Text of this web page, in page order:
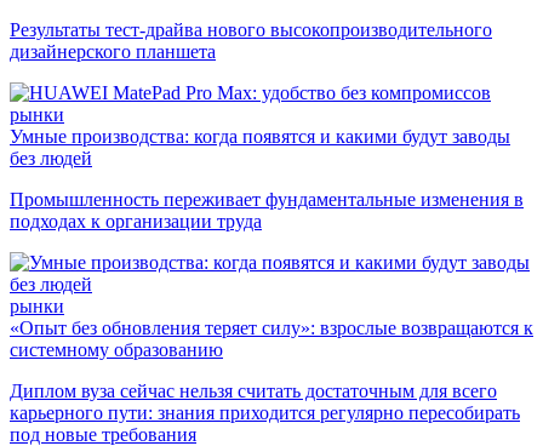
Результаты тест-драйва нового высокопроизводительного
дизайнерского планшета
рынки
Умные производства: когда появятся и какими будут заводы
без людей
Промышленность переживает фундаментальные изменения в
подходах к организации труда
рынки
«Опыт без обновления теряет силу»: взрослые возвращаются к
системному образованию
Диплом вуза сейчас нельзя считать достаточным для всего
карьерного пути: знания приходится регулярно пересобирать
под новые требования